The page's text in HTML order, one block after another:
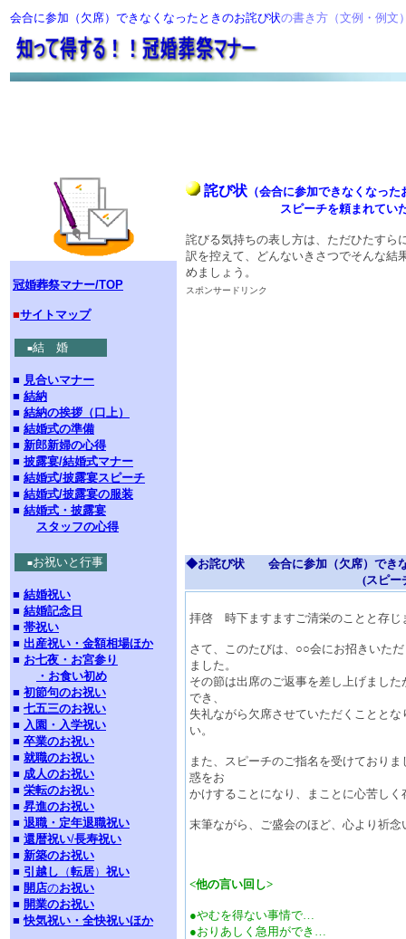
会合に参加（欠席）できなくなったときのお詫び状の書き方（文例・例文
詫び状 （会合に参加できなくなった
スピーチを頼まれていた
詫びる気持ちの表し方は、ただひたすら
訳を控えて、どんないきさつでそんな結
めましょう。
スポンサードリンク
◆お詫び状 会合に参加（欠席）でき
(スピーチを頼ま
拝啓 時下ますますご清栄のことと存じ
さて、このたびは、○○会にお招きいた
ました。
その節は出席のご返事を差し上げまし
でき、
失礼ながら欠席させていただくことと
い。
また、スピーチのご指名を受けており
惑をお
かけすることになり、まことに心苦しく
末筆ながら、ご盛会のほど、心より祈
<他の言い回し>
●やむを得ない事情で…
●おりあしく急用ができ…
冠婚葬祭マナー/TOP
■サイトマップ
■結 婚
■ 見合いマナー
■ 結納
■ 結納の挨拶（口上）
■ 結婚式の準備
■ 新郎新婦の心得
■ 披露宴/結婚式マナー
■ 結婚式/披露宴スピーチ
■ 結婚式/披露宴の服装
■ 結婚式・披露宴
スタッフの心得
■お祝いと行事
■ 結婚祝い
■ 結婚記念日
■ 帯祝い
■ 出産祝い・金額相場ほか
■ お七夜・お宮参り
・お食い初め
■ 初節句のお祝い
■ 七五三のお祝い
■ 入園・入学祝い
■ 卒業のお祝い
■ 就職のお祝い
■ 成人のお祝い
■ 栄転のお祝い
■ 昇進のお祝い
■ 退職・定年退職祝い
■ 還暦祝い/長寿祝い
■ 新築のお祝い
■ 引越し （転居） 祝い
■ 開店のお祝い
■ 開業のお祝い
■ 快気祝い・全快祝いほか